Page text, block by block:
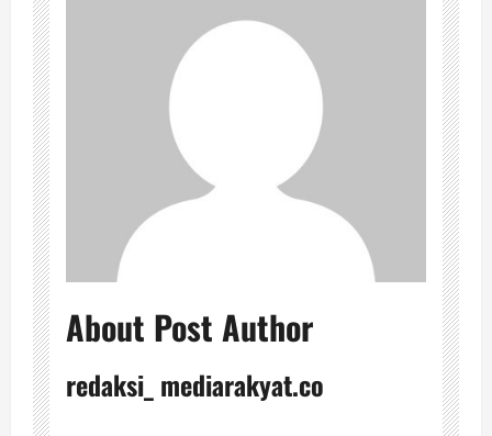
About Post Author
redaksi_ mediarakyat.co